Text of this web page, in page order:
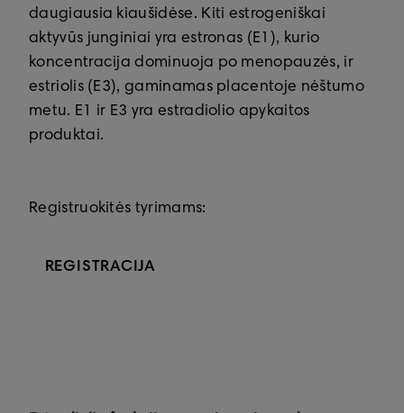
daugiausia kiaušidėse. Kiti estrogeniškai
aktyvūs junginiai yra estronas (E1), kurio
koncentracija dominuoja po menopauzės, ir
estriolis (E3), gaminamas placentoje nėštumo
metu. E1 ir E3 yra estradiolio apykaitos
produktai.
Registruokitės tyrimams:
REGISTRACIJA